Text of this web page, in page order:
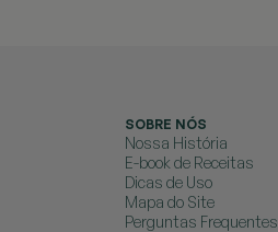
SOBRE NÓS
Nossa História
E-book de Receitas
Dicas de Uso
Mapa do Site
Perguntas Frequentes